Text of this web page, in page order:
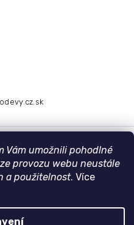
Vám umožnili pohodlné
provozu webu neustále
a použitelnost. Více